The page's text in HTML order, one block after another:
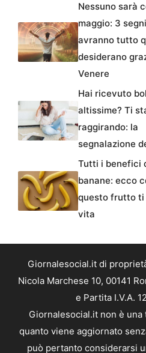
Nessuno sarà
maggio: 3
avranno tutto
desiderano
Venere
Hai ricevuto
altissime? Ti
raggirando: la
segnalazione
Tutti i benefici
banane: ecco
questo frutto ti
vita
Giornalesocial.it di
Nicola Marchese 10, 00141
e Partita I.V.A.
Giornalesocial.it non è
quanto viene aggiornato
può pertanto considerarsi